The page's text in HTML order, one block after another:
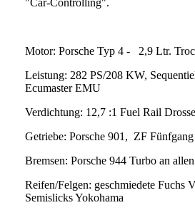
"Car-Controlling".
Motor: Porsche Typ 4 - 2,9 Ltr.
Leistung: 282 PS/208 KW,
Ecumaster EMU
Verdichtung: 12,7 :1 Fuel Rail
Getriebe: Porsche 901, ZF
Bremsen: Porsche 944 Turbo an
Reifen/Felgen: geschmiedete Fuchs
Semislicks Yokohama